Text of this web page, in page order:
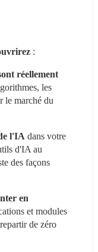
:
réellement
les
le marché du
l'IA dans votre
d'IA au
des façons
en
et modules
de zéro